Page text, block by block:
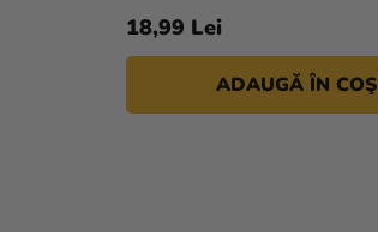
18,99 Lei
ADAUGĂ ÎN COŞ